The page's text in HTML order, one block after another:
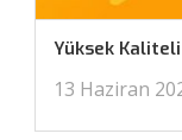
Yüksek
13 Haziran